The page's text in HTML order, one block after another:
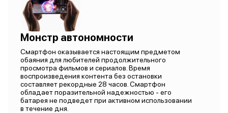
Монстр автономности
Смартфон оказывается настоящим предметом
обаяния для любителей продолжительного
просмотра фильмов и сериалов. Время
воспроизведения контента без остановки
составляет рекордные 28 часов. Смартфон
обладает поразительной надежностью - его
батарея не подведет при активном использовании
в течение дня.